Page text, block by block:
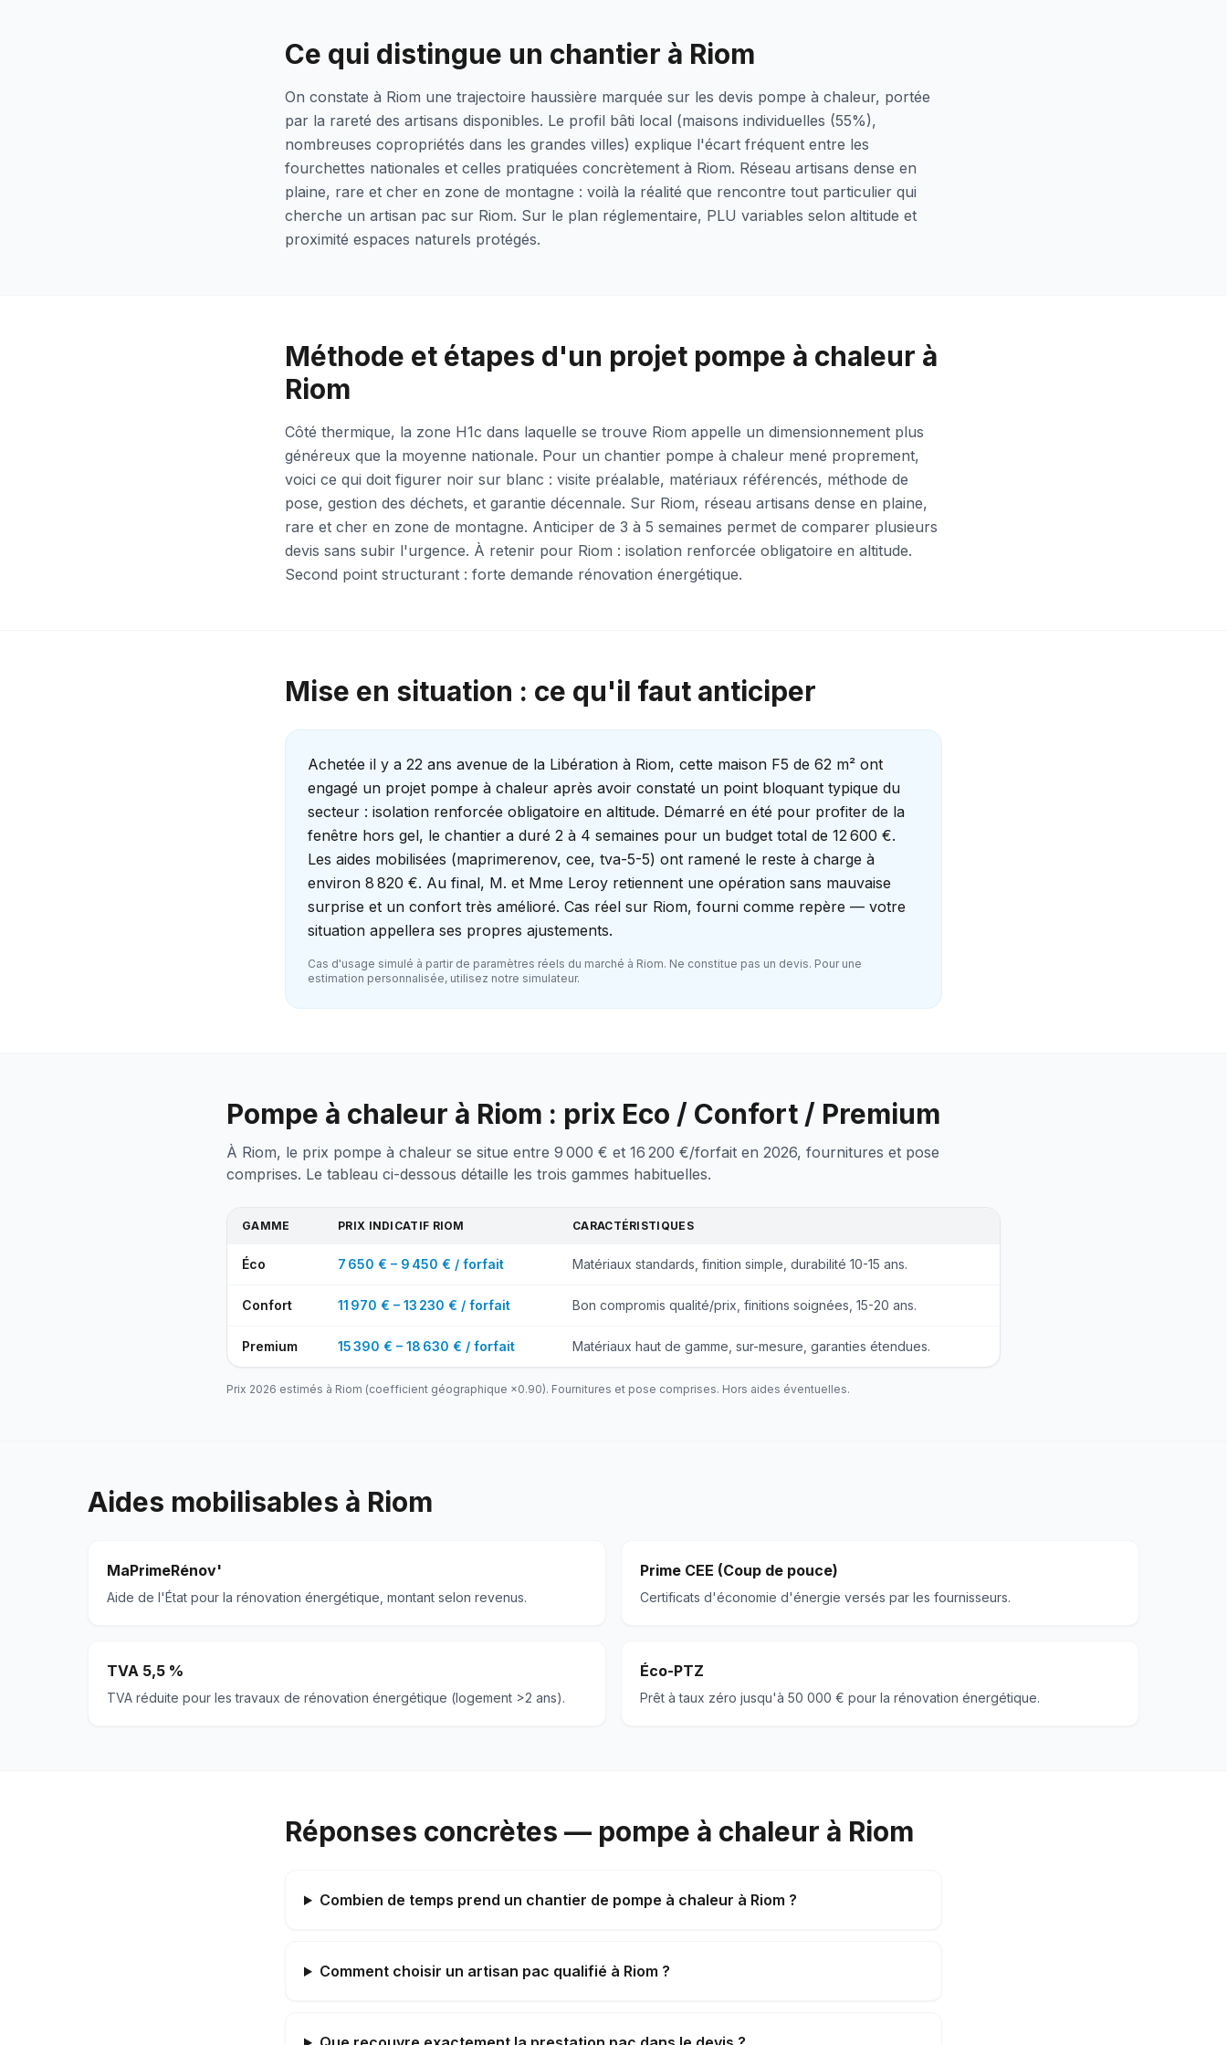
Ce qui distingue un chantier à Riom
On constate à Riom une trajectoire haussière marquée sur les devis pompe à chaleur, portée
par la rareté des artisans disponibles. Le profil bâti local (maisons individuelles (55%),
nombreuses copropriétés dans les grandes villes) explique l'écart fréquent entre les
fourchettes nationales et celles pratiquées concrètement à Riom. Réseau artisans dense en
plaine, rare et cher en zone de montagne : voilà la réalité que rencontre tout particulier qui
cherche un artisan pac sur Riom. Sur le plan réglementaire, PLU variables selon altitude et
proximité espaces naturels protégés.
Méthode et étapes d'un projet pompe à chaleur à
Riom
Côté thermique, la zone H1c dans laquelle se trouve Riom appelle un dimensionnement plus
généreux que la moyenne nationale. Pour un chantier pompe à chaleur mené proprement,
voici ce qui doit figurer noir sur blanc : visite préalable, matériaux référencés, méthode de
pose, gestion des déchets, et garantie décennale. Sur Riom, réseau artisans dense en plaine,
rare et cher en zone de montagne. Anticiper de 3 à 5 semaines permet de comparer plusieurs
devis sans subir l'urgence. À retenir pour Riom : isolation renforcée obligatoire en altitude.
Second point structurant : forte demande rénovation énergétique.
Mise en situation : ce qu'il faut anticiper
Achetée il y a 22 ans avenue de la Libération à Riom, cette maison F5 de 62 m² ont
engagé un projet pompe à chaleur après avoir constaté un point bloquant typique du
secteur : isolation renforcée obligatoire en altitude. Démarré en été pour profiter de la
fenêtre hors gel, le chantier a duré 2 à 4 semaines pour un budget total de 12 600 €.
Les aides mobilisées (maprimerenov, cee, tva-5-5) ont ramené le reste à charge à
environ 8 820 €. Au final, M. et Mme Leroy retiennent une opération sans mauvaise
surprise et un confort très amélioré. Cas réel sur Riom, fourni comme repère — votre
situation appellera ses propres ajustements.
Cas d'usage simulé à partir de paramètres réels du marché à Riom. Ne constitue pas un devis. Pour une
estimation personnalisée, utilisez notre simulateur.
Pompe à chaleur à Riom : prix Eco / Confort / Premium
À Riom, le prix pompe à chaleur se situe entre 9 000 € et 16 200 €/forfait en 2026, fournitures et pose
comprises. Le tableau ci-dessous détaille les trois gammes habituelles.
GAMME PRIX INDICATIF RIOM CARACTÉRISTIQUES
Éco 7 650 € – 9 450 € / forfait Matériaux standards, finition simple, durabilité 10-15 ans.
Confort 11 970 € – 13 230 € / forfait Bon compromis qualité/prix, finitions soignées, 15-20 ans.
Premium 15 390 € – 18 630 € / forfait Matériaux haut de gamme, sur-mesure, garanties étendues.
Prix 2026 estimés à Riom (coefficient géographique ×0.90). Fournitures et pose comprises. Hors aides éventuelles.
Aides mobilisables à Riom
MaPrimeRénov'
Aide de l'État pour la rénovation énergétique, montant selon revenus.
Prime CEE (Coup de pouce)
Certificats d'économie d'énergie versés par les fournisseurs.
TVA 5,5 %
TVA réduite pour les travaux de rénovation énergétique (logement >2 ans).
Éco-PTZ
Prêt à taux zéro jusqu'à 50 000 € pour la rénovation énergétique.
Réponses concrètes — pompe à chaleur à Riom
Combien de temps prend un chantier de pompe à chaleur à Riom ?
Comment choisir un artisan pac qualifié à Riom ?